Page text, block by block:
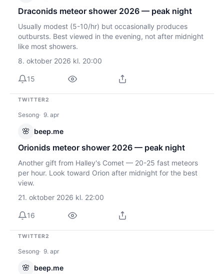
Draconids meteor shower 2026 — peak night
Usually modest (5-10/hr) but occasionally produces
outbursts. Best viewed in the evening, not after midnight
like most showers.
8. oktober 2026 kl. 20:00
15
TWITTER2
Sesong 9. apr
🌸 beep.me
Orionids meteor shower 2026 — peak night
Another gift from Halley's Comet — 20-25 fast meteors
per hour. Look toward Orion after midnight for the best
view.
21. oktober 2026 kl. 22:00
16
TWITTER2
Sesong 9. apr
🌸 beep.me